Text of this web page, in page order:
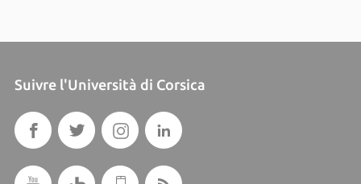
Suivre l'Università di Corsica